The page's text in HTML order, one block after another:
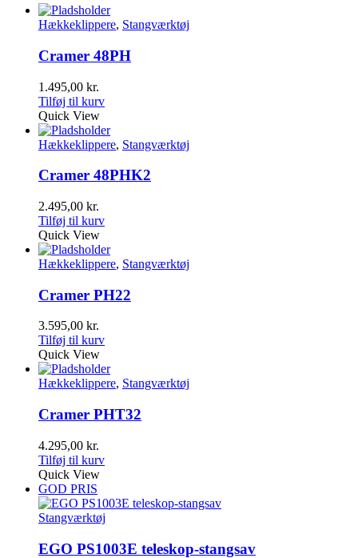
Hækkeklippere, Stangværktøj
Cramer 48PH
1.495,00 kr.
Tilføj til kurv
Quick View
Hækkeklippere, Stangværktøj
Cramer 48PHK2
2.495,00 kr.
Tilføj til kurv
Quick View
Hækkeklippere, Stangværktøj
Cramer PH22
3.595,00 kr.
Tilføj til kurv
Quick View
Hækkeklippere, Stangværktøj
Cramer PHT32
4.295,00 kr.
Tilføj til kurv
Quick View
GOD PRIS
Stangværktøj
EGO PS1003E teleskop-stangsav